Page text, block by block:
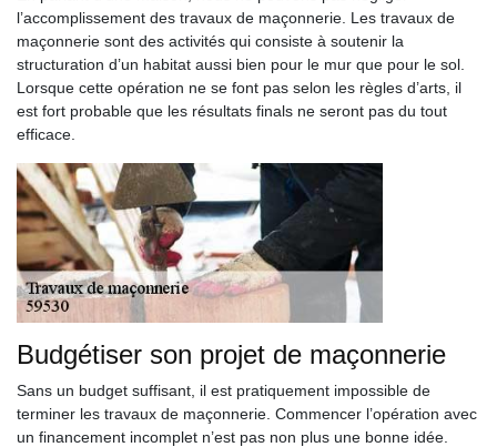
l’accomplissement des travaux de maçonnerie. Les travaux de
maçonnerie sont des activités qui consiste à soutenir la
structuration d’un habitat aussi bien pour le mur que pour le sol.
Lorsque cette opération ne se font pas selon les règles d’arts, il
est fort probable que les résultats finals ne seront pas du tout
efficace.
Budgétiser son projet de maçonnerie
Sans un budget suffisant, il est pratiquement impossible de
terminer les travaux de maçonnerie. Commencer l’opération avec
un financement incomplet n’est pas non plus une bonne idée.